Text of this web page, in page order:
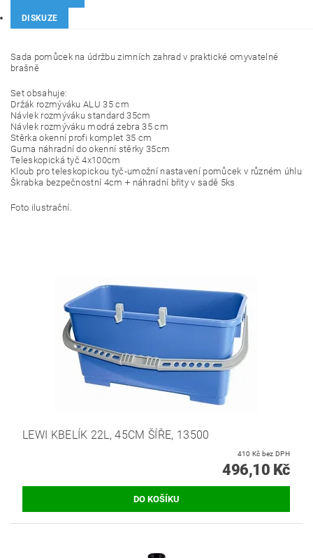
DISKUZE
Sada pomůcek na údržbu zimních zahrad v praktické omyvatelné
brašně
Set obsahuje:
Držák rozmýváku ALU 35 cm
Návlek rozmýváku standard 35cm
Návlek rozmýváku modrá zebra 35 cm
Stěrka okenní profi komplet 35 cm
Guma náhradní do okenní stěrky 35cm
Teleskopická tyč 4x100cm
Kloub pro teleskopickou tyč-umožní nastavení pomůcek v různém úhlu
Škrabka bezpečnostní 4cm + náhradní břity v sadě 5ks
Foto ilustrační.
LEWI KBELÍK 22L, 45CM ŠÍŘE, 13500
410 Kč bez DPH
496,10 Kč